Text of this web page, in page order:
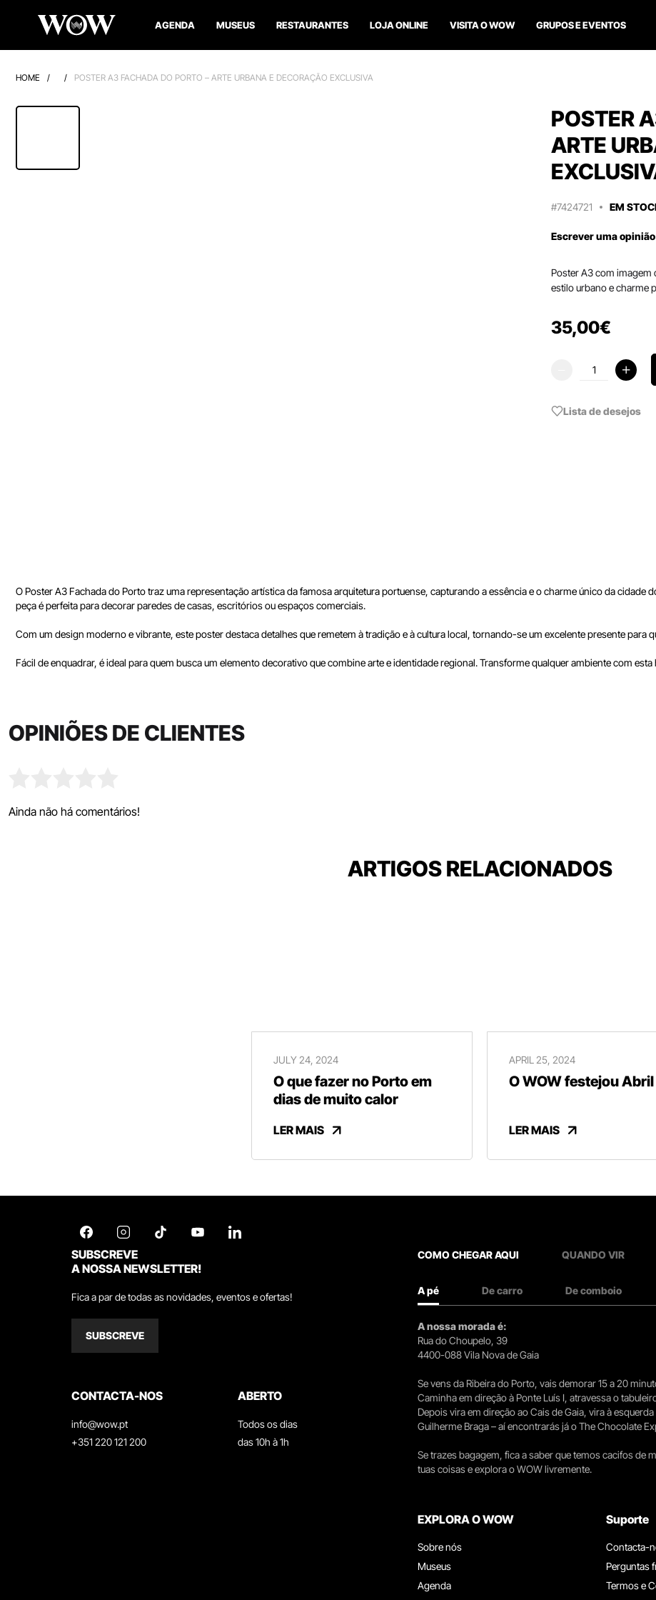
AGENDA MUSEUS RESTAURANTES LOJA ONLINE VISITA O WOW GRUPOS E EVENTOS
HOME / / POSTER A3 FACHADA DO PORTO – ARTE URBANA E DECORAÇÃO EXCLUSIVA
POSTER
ARTE
#7424721 EM
Escrever uma opinião
Poster A3 com imagem
estilo urbano e charme
35,00€
Lista de desejos
O Poster A3 Fachada do Porto traz uma representação artística da famosa arquitetura portuense, capturando a essência e o charme único da cidade
peça é perfeita para decorar paredes de casas, escritórios ou espaços comerciais.
Com um design moderno e vibrante, este poster destaca detalhes que remetem à tradição e à cultura local, tornando-se um excelente presente para
Fácil de enquadrar, é ideal para quem busca um elemento decorativo que combine arte e identidade regional. Transforme qualquer ambiente com
OPINIÕES DE CLIENTES
Ainda não há comentários!
ARTIGOS RELACIONADOS
JULY 24, 2024
O que fazer no Porto em
dias de muito calor
LER MAIS
APRIL 25, 2024
O WOW festejou Abril
LER MAIS
SUBSCREVE
A NOSSA NEWSLETTER!
Fica a par de todas as novidades, eventos e ofertas!
SUBSCREVE
CONTACTA-NOS
info@wow.pt
+351 220 121 200
ABERTO
Todos os dias
das 10h à 1h
COMO CHEGAR AQUI QUANDO VIR
A pé De carro De comboio
A nossa morada é:
Rua do Choupelo, 39
4400-088 Vila Nova de Gaia
Se vens da Ribeira do Porto, vais demorar 15 a 20
Caminha em direção à Ponte Luís I, atravessa o
Depois vira em direção ao Cais de Gaia, vira à
Guilherme Braga – aí encontrarás já o The Chocolate
Se trazes bagagem, fica a saber que temos cacifos de
tuas coisas e explora o WOW livremente.
EXPLORA O WOW
Sobre nós
Museus
Agenda
Suporte
Contacta-
Perguntas
Termos e